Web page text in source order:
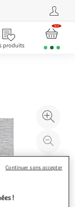
produits
à
!
Continuer sans accepter